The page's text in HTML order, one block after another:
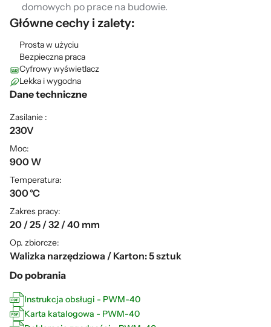
domowych po prace na budowie.
Główne cechy i zalety:
Prosta w użyciu
Bezpieczna praca
Cyfrowy wyświetlacz
Lekka i wygodna
Dane techniczne
Zasilanie :
230V
Moc:
900 W
Temperatura:
300 °C
Zakres pracy:
20 / 25 / 32 / 40 mm
Op. zbiorcze:
Walizka narzędziowa / Karton: 5 sztuk
Do pobrania
Instrukcja obsługi - PWM-40
Karta katalogowa - PWM-40